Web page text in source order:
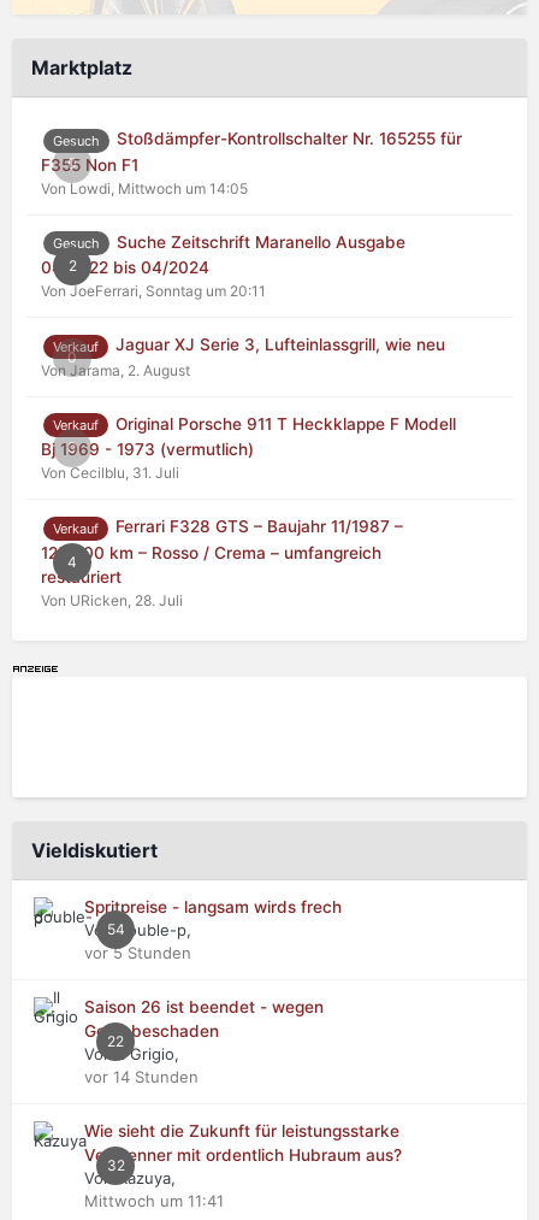
Marktplatz
0
Gesuch
Stoßdämpfer-Kontrollschalter Nr. 165255 für
F355 Non F1
Von Lowdi, Mittwoch um 14:05
2
Gesuch
Suche Zeitschrift Maranello Ausgabe
04/2022 bis 04/2024
Von JoeFerrari, Sonntag um 20:11
0
Verkauf Jaguar XJ Serie 3, Lufteinlassgrill, wie neu
Von Jarama, 2. August
0
Verkauf
Original Porsche 911 T Heckklappe F Modell
Bj 1969 - 1973 (vermutlich)
Von Cecilblu, 31. Juli
4
Verkauf
Ferrari F328 GTS – Baujahr 11/1987 –
125.000 km – Rosso / Crema – umfangreich
restauriert
Von URicken, 28. Juli
Vieldiskutiert
54
Spritpreise - langsam wirds frech
Von double-p,
vor 5 Stunden
22
Saison 26 ist beendet - wegen
Getriebeschaden
Von Il Grigio,
vor 14 Stunden
32
Wie sieht die Zukunft für leistungsstarke
Verbrenner mit ordentlich Hubraum aus?
Von Kazuya,
Mittwoch um 11:41